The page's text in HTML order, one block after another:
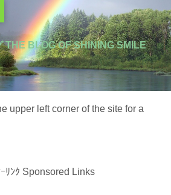
THE BLOG OF SHINING SMILE
upper left corner of the site for a
ｰﾘﾝｸ Sponsored Links